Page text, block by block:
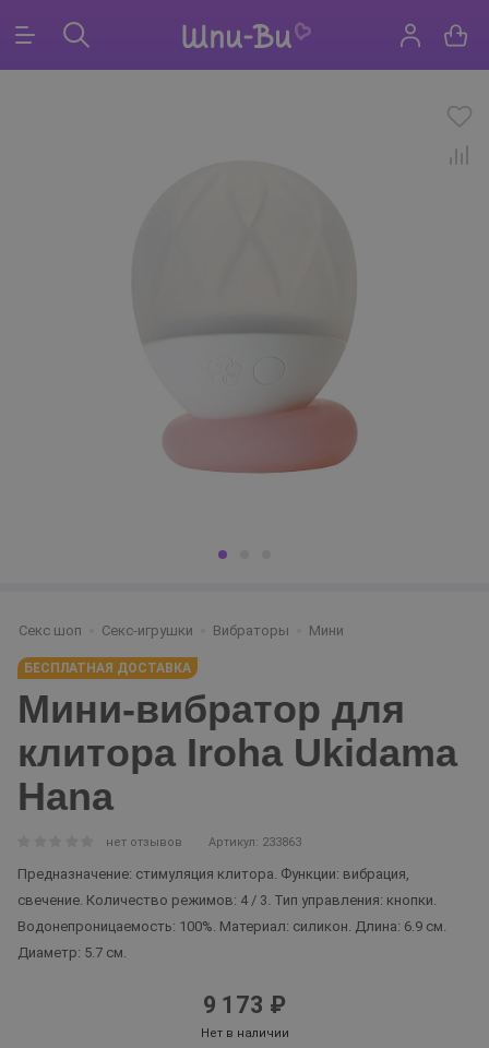
Секс шоп Секс-игрушки Вибраторы Мини
БЕСПЛАТНАЯ ДОСТАВКА
Мини-вибратор для
клитора Iroha Ukidama
Hana
нет отзывов Артикул: 233863
Предназначение: стимуляция клитора. Функции: вибрация,
свечение. Количество режимов: 4 / 3. Тип управления: кнопки.
Водонепроницаемость: 100%. Материал: силикон. Длина: 6.9 см.
Диаметр: 5.7 см.
9 173 ₽
Нет в наличии